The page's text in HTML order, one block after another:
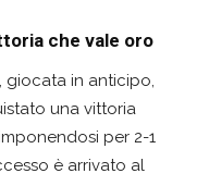
che vale oro
giocata in anticipo,
una vittoria
per 2-1
è arrivato al